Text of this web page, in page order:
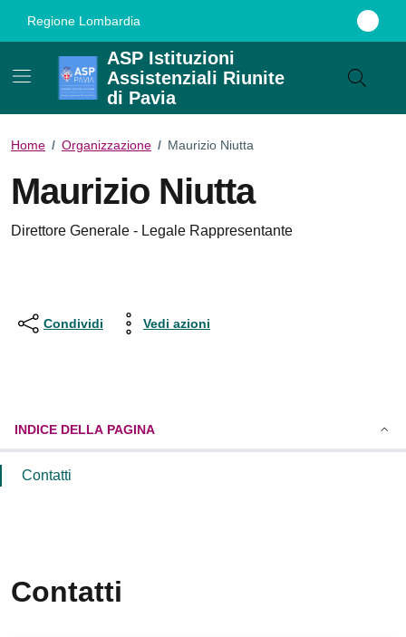
Regione Lombardia
ASP Istituzioni
Assistenziali Riunite
di Pavia
Home / Organizzazione / Maurizio Niutta
Maurizio Niutta
Direttore Generale - Legale Rappresentante
Condividi Vedi azioni
INDICE DELLA PAGINA
Contatti
Contatti